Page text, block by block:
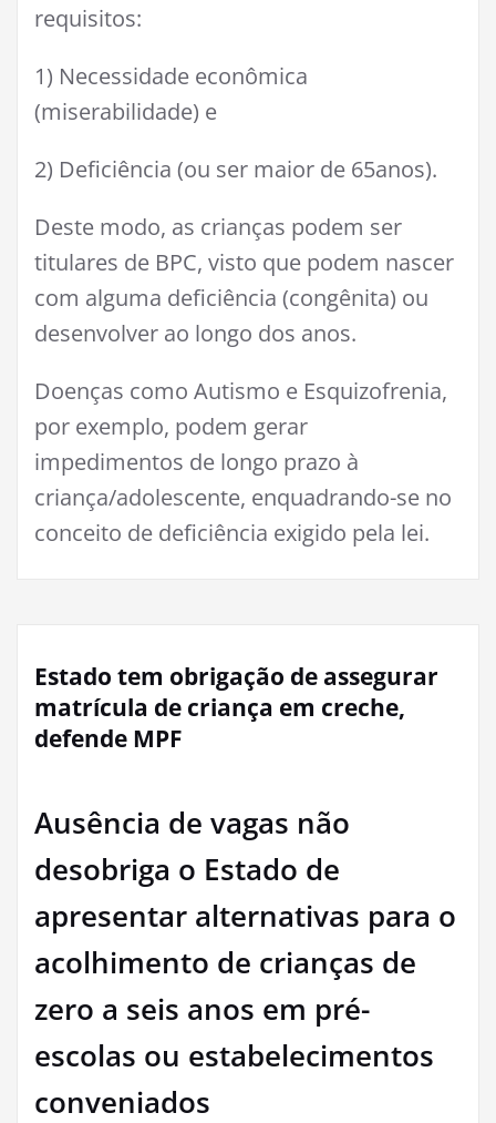
requisitos:
1) Necessidade econômica
(miserabilidade) e
2) Deficiência (ou ser maior de 65anos).
Deste modo, as crianças podem ser
titulares de BPC, visto que podem nascer
com alguma deficiência (congênita) ou
desenvolver ao longo dos anos.
Doenças como Autismo e Esquizofrenia,
por exemplo, podem gerar
impedimentos de longo prazo à
criança/adolescente, enquadrando-se no
conceito de deficiência exigido pela lei.
Estado tem obrigação de assegurar
matrícula de criança em creche,
defende MPF
Ausência de vagas não
desobriga o Estado de
apresentar alternativas para o
acolhimento de crianças de
zero a seis anos em pré-
escolas ou estabelecimentos
conveniados